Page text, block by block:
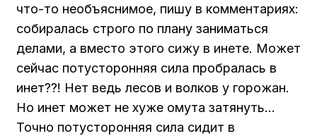
что-то необъяснимое, пишу в комментариях:
собиралась строго по плану заниматься
делами, а вместо этого сижу в инете. Может
сейчас потусторонняя сила пробралась в
инет??! Нет ведь лесов и волков у горожан.
Но инет может не хуже омута затянуть…
Точно потусторонняя сила сидит в